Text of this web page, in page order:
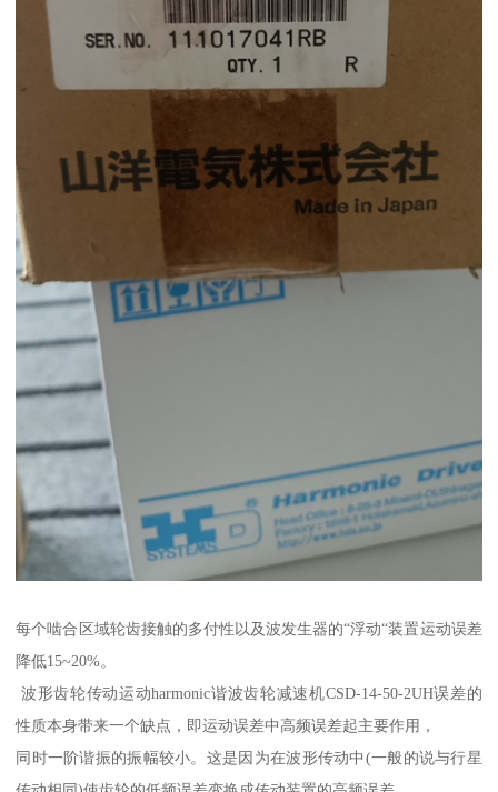
每个啮合区域轮齿接触的多付性以及波发生器的“浮动“装置运动误差
降低15~20%。
波形齿轮传动运动harmonic谐波齿轮减速机CSD-14-50-2UH误差的
性质本身带来一个缺点，即运动误差中高频误差起主要作用，
同时一阶谐振的振幅较小。这是因为在波形传动中(一般的说与行星